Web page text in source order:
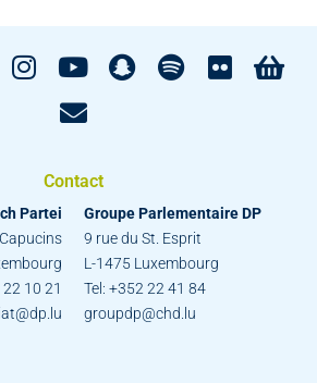
Contact
Partei
10 21
Groupe Parlementaire DP
9 rue du St. Esprit
L-1475 Luxembourg
Tel: +352 22 41 84
groupdp@chd.lu